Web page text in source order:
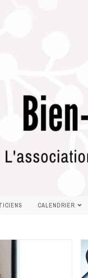
CALENDRIER